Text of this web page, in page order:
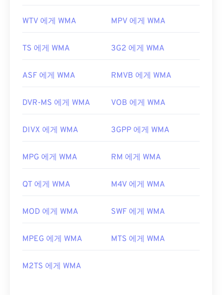
WTV 에게 WMA MPV 에게 WMA
TS 에게 WMA 3G2 에게 WMA
ASF 에게 WMA RMVB 에게 WMA
DVR-MS 에게 WMA VOB 에게 WMA
DIVX 에게 WMA 3GPP 에게 WMA
MPG 에게 WMA RM 에게 WMA
QT 에게 WMA M4V 에게 WMA
MOD 에게 WMA SWF 에게 WMA
MPEG 에게 WMA MTS 에게 WMA
M2TS 에게 WMA